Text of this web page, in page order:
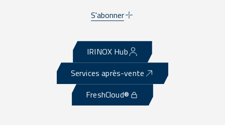
S'abonner
IRINOX Hub
Services après-vente
FreshCloud®